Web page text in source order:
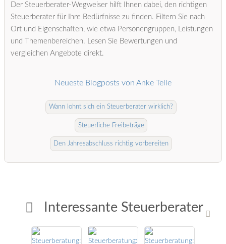
Interessante Steuerberater
Der Steuerberater-Wegweiser hilft Ihnen dabei, den richtigen
Steuerberater für Ihre Bedürfnisse zu finden. Filtern Sie nach
Ort und Eigenschaften, wie etwa Personengruppen, Leistungen
und Themenbereichen. Lesen Sie Bewertungen und
vergleichen Angebote direkt.
Neueste Blogposts von Anke Telle
Wann lohnt sich ein Steuerberater wirklich?
Steuerliche Freibeträge
Den Jahresabschluss richtig vorbereiten